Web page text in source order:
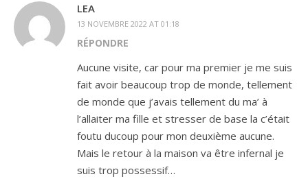
LEA
13 NOVEMBRE 2022 AT 01:18
RÉPONDRE
Aucune visite, car pour ma premier je me suis
fait avoir beaucoup trop de monde, tellement
de monde que j’avais tellement du ma’ à
l’allaiter ma fille et stresser de base la c’était
foutu ducoup pour mon deuxième aucune.
Mais le retour à la maison va être infernal je
suis trop possessif…